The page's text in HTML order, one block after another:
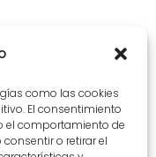
como las cookies
El consentimiento
el comportamiento de
o retirar el